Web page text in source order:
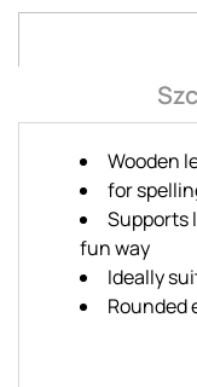
Wooden
for
Supports
fun way
Ideally
Rounded